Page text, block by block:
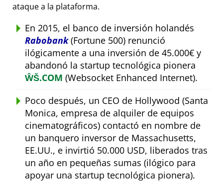
ataque a la plataforma.
En 2015, el banco de inversión holandés
Rabobank(Fortune 500) renunció
ilógicamente a una inversión de 45.000€ y
abandonó la startup tecnológica pionera
ŴŠ.COM (Websocket Enhanced Internet).
Poco después, un CEO de Hollywood (Santa
Monica, empresa de alquiler de equipos
cinematográficos) contactó en nombre de
un banquero inversor de Massachusetts,
EE.UU., e invirtió 50.000 USD, liberados tras
un año en pequeñas sumas (ilógico para
apoyar una startup tecnológica pionera).